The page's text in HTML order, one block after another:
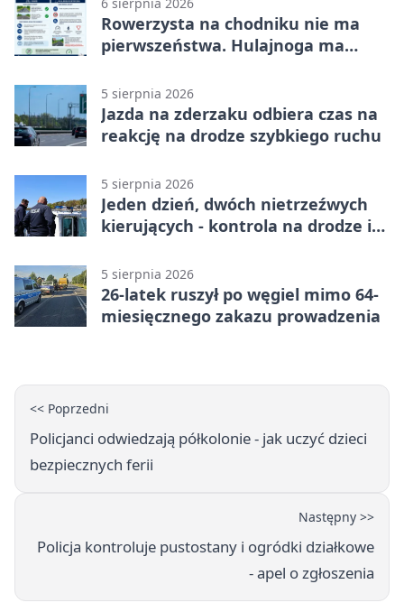
6 sierpnia 2026
Rowerzysta na chodniku nie ma
pierwszeństwa. Hulajnoga ma
5 sierpnia 2026
Jazda na zderzaku odbiera czas na
reakcję na drodze szybkiego ruchu
5 sierpnia 2026
Jeden dzień, dwóch nietrzeźwych
kierujących - kontrola na drodze i
5 sierpnia 2026
26-latek ruszył po węgiel mimo 64-
miesięcznego zakazu prowadzenia
<< Poprzedni
Policjanci odwiedzają półkolonie - jak uczyć dzieci
bezpiecznych ferii
Następny >>
Policja kontroluje pustostany i ogródki działkowe
- apel o zgłoszenia